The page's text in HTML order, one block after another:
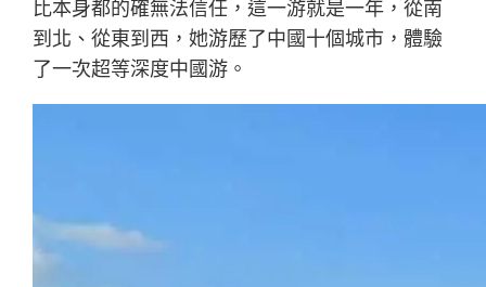
比本身都的確無法信任，這一游就是一年，從南
到北、從東到西，她游歷了中國十個城市，體驗
了一次超等深度中國游。